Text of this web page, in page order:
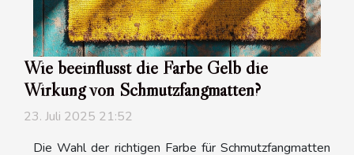
Wie beeinflusst die Farbe Gelb die
Wirkung von Schmutzfangmatten?
23. Juli 2025 21:52
Die Wahl der richtigen Farbe für Schmutzfangmatten